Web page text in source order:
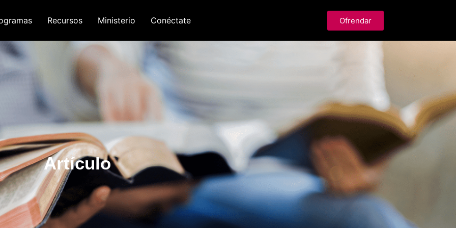
Recursos Ministerio Conéctate Ofrendar
Artículo